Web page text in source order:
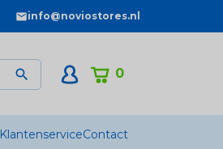
info@noviostores.nl
0

KlantenserviceContact